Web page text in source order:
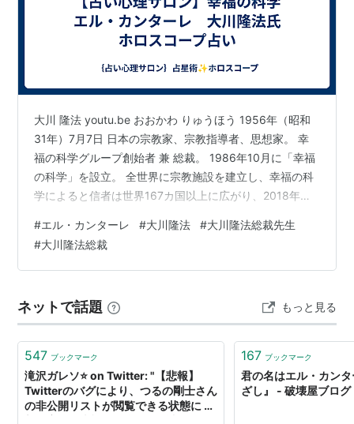
教祖である千乃裕子の霊的な父親の名称で、GLAの高橋
信次が説いた「エル・ランティ」の本名としている。
アニメ版
幸福の科学が制作するアニメーションに顕現する際に
は、子安武人が声を務める。
大川 隆法 youtu.be おおかわ りゅうほう 1956年（昭和
31年）7月7日 日本の宗教家、宗教指導者、思想家。 幸
福の科学グループ創始者 兼 総裁。 1986年10月に「幸福
の科学」を設立。 全世界に宗教施設を建立し、幸福の科
学によると信者は世界167カ国以上に広がり、2018年時
え続けているとされる。 2022年5月現在、説法回数は
3400回を超え、著作の公称の発刊点数は日本国内で
3,000書を超え、450曲を超える作詞・作曲を手掛けてい
学学園の創立者。 影響力大 １２室かに…
#エル・カンターレ #大川隆法 #大川隆法総裁先生
#大川隆法総裁
ネットで話題 もっと見る
547 ブックマーク
滝沢ガレソ⭐ on Twitter: "【悲報】
Twitterのバグにより、つるの剛士さん
の非公開リストが閲覧できる状態に ↓
167 ブックマーク
君の名はエル・カン
ざし』 - 破壊屋ブログ